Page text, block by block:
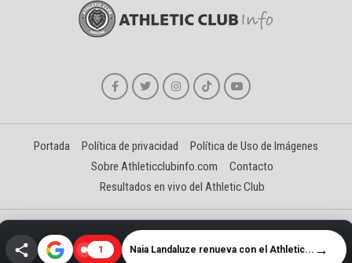
Portada Política de privacidad
Política de Uso de Imágenes
Sobre Athleticclubinfo.com
Contacto
Resultados en vivo del Athletic Club
Creado y gestionado por David Benéitez Landeta
1 Naia Landaluze renueva con el Athletic... →